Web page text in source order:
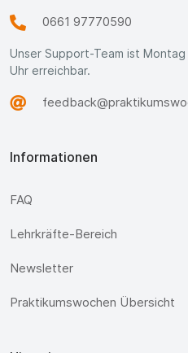
0661 97770590
Unser Support-Team ist
Uhr erreichbar.
Informationen
FAQ
Lehrkräfte-Bereich
Newsletter
Praktikumswochen Übersicht